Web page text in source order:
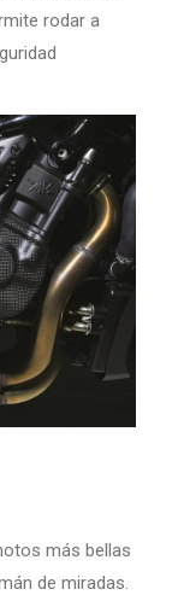
rodar a
más bellas
de miradas.